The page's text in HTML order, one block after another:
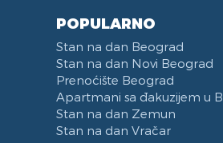
POPULARNO
Stan na dan Beograd
Stan na dan Novi Beograd
Prenoćište Beograd
Apartmani sa đakuzijem u
Stan na dan Zemun
Stan na dan Vračar